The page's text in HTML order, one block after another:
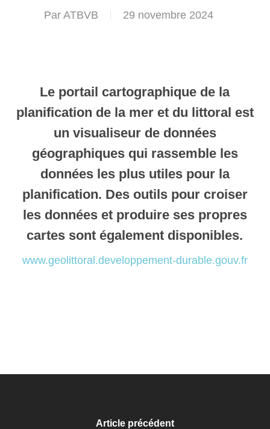
Par ATBVB 29 novembre 2024
Le portail cartographique de la
planification de la mer et du littoral est
un visualiseur de données
géographiques qui rassemble les
données les plus utiles pour la
planification. Des outils pour croiser
les données et produire ses propres
cartes sont également disponibles.
www.geolittoral.developpement-durable.gouv.fr
Article précédent